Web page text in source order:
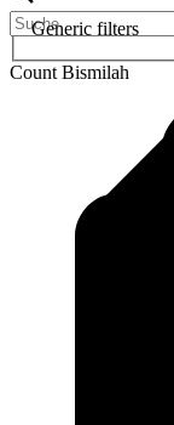
Generic filters
Count Bismilah